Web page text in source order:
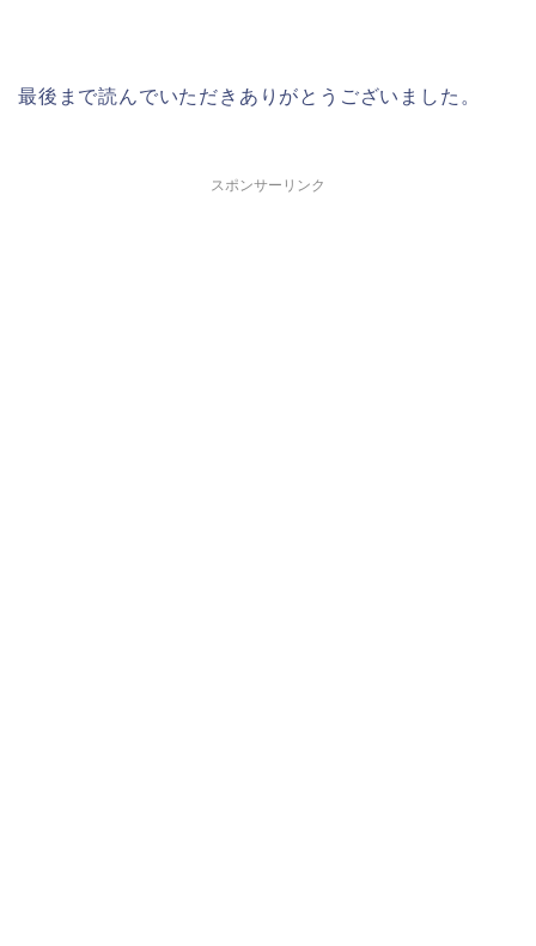
最後まで読んでいただきありがとうございました。
スポンサーリンク